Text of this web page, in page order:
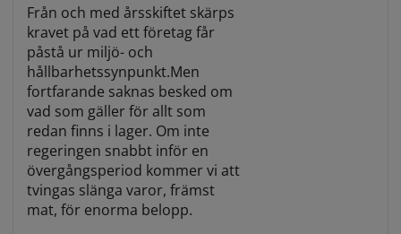
Från och med årsskiftet skärps
kravet på vad ett företag får
påstå ur miljö- och
hållbarhetssynpunkt.Men
fortfarande saknas besked om
vad som gäller för allt som
redan finns i lager. Om inte
regeringen snabbt inför en
övergångsperiod kommer vi att
tvingas slänga varor, främst
mat, för enorma belopp.